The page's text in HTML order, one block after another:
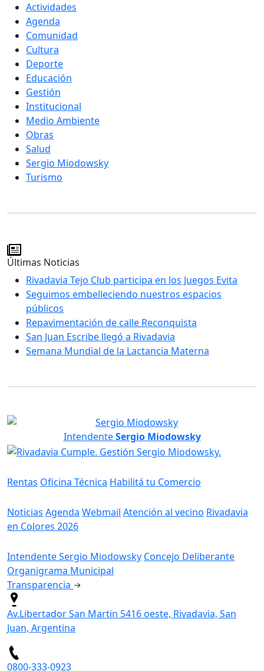
Actividades
Agenda
Comunidad
Cultura
Deporte
Educación
Gestión
Institucional
Medio Ambiente
Obras
Salud
Sergio Miodowsky
Turismo
Últimas Noticias
Rivadavia Tejo Club participa en los Juegos Evita
Seguimos embelleciendo nuestros espacios
públicos
Repavimentación de calle Reconquista
San Juan Escribe llegó a Rivadavia
Semana Mundial de la Lactancia Materna
IntendenteSergio Miodowsky
Rentas Oficina Técnica Habilitá tu Comercio
Noticias Agenda Webmail Atención al vecino Rivadavia
en Colores 2026
Intendente Sergio Miodowsky Concejo Deliberante
Organigrama Municipal
Transparencia
Av.Libertador San Martin 5416 oeste, Rivadavia, San
Juan, Argentina
0800-333-0923